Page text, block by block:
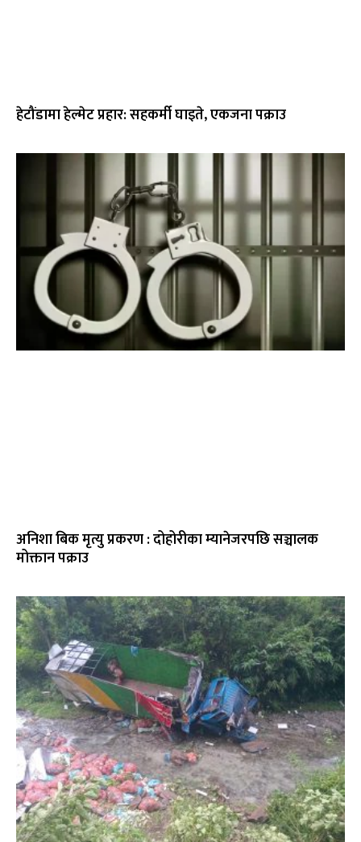
हेटौंडामा हेल्मेट प्रहार: सहकर्मी घाइते, एकजना पक्राउ
अनिशा बिक मृत्यु प्रकरण : दोहोरीका म्यानेजरपछि सञ्चालक
मोक्तान पक्राउ